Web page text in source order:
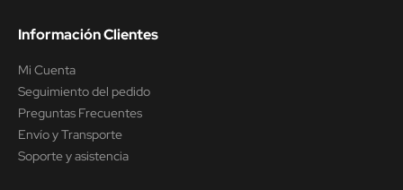
Información Clientes
Mi Cuenta
Seguimiento del pedido
Preguntas Frecuentes
Envío y Transporte
Soporte y asistencia